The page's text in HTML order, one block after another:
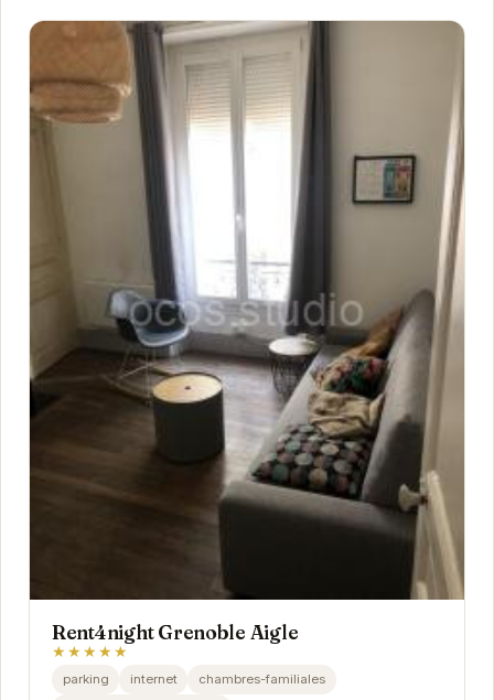
Rent4night Grenoble Aigle
★★★★★
parking internet
chambres-familiales